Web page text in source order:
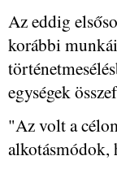
Az eddig
korábbi
egységek
"Az volt a
alkotásmódok,